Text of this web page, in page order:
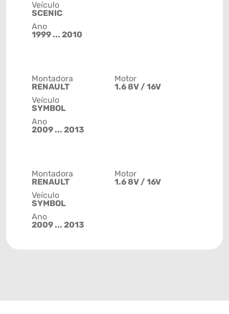
Veículo
SCENIC
Ano
1999 ... 2010
Montadora
RENAULT
Veículo
SYMBOL
Ano
2009 ... 2013
Motor
1.6 8V / 16V
Montadora
RENAULT
Veículo
SYMBOL
Ano
2009 ... 2013
Motor
1.6 8V / 16V